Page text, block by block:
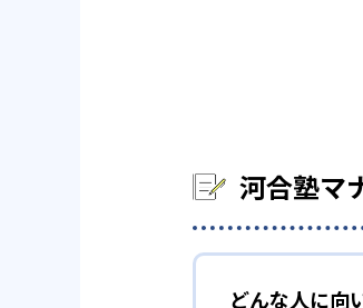
河合塾マ
どんな人に向